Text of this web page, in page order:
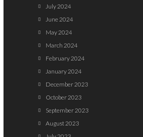
July 2024
June 2024
May 2024
March 2024
February 2024
January 2024
December 2023
October 2023
September 2023
August 2023